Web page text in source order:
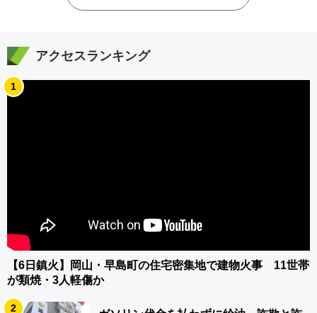
アクセスランキング
1
【6日鎮火】岡山・早島町の住宅密集地で建物火事 11世帯
が類焼・3人軽傷か
2